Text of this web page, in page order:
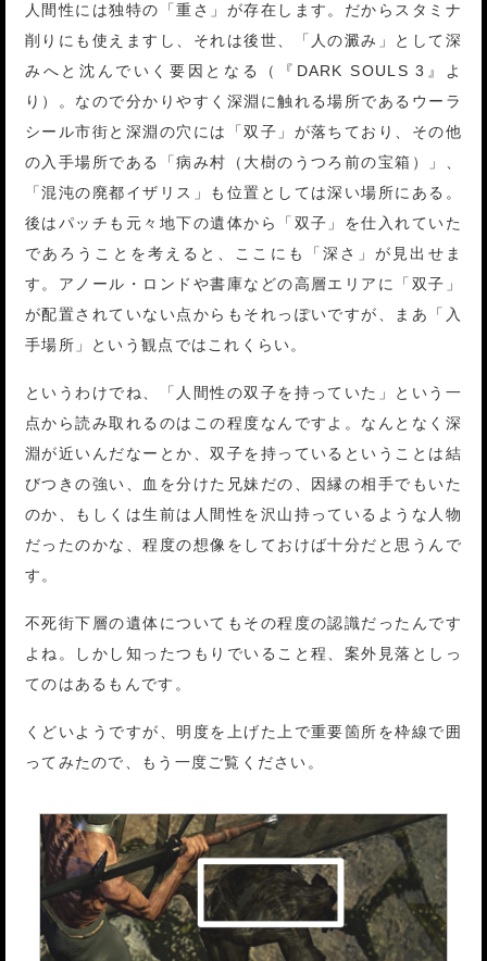
人間性には独特の「重さ」が存在します。だからスタミナ
削りにも使えますし、それは後世、「人の澱み」として深
みへと沈んでいく要因となる（『DARK SOULS 3』よ
り）。なので分かりやすく深淵に触れる場所であるウーラ
シール市街と深淵の穴には「双子」が落ちており、その他
の入手場所である「病み村（大樹のうつろ前の宝箱）」、
「混沌の廃都イザリス」も位置としては深い場所にある。
後はパッチも元々地下の遺体から「双子」を仕入れていた
であろうことを考えると、ここにも「深さ」が見出せま
す。アノール・ロンドや書庫などの高層エリアに「双子」
が配置されていない点からもそれっぽいですが、まあ「入
手場所」という観点ではこれくらい。
というわけでね、「人間性の双子を持っていた」という一
点から読み取れるのはこの程度なんですよ。なんとなく深
淵が近いんだなーとか、双子を持っているということは結
びつきの強い、血を分けた兄妹だの、因縁の相手でもいた
のか、もしくは生前は人間性を沢山持っているような人物
だったのかな、程度の想像をしておけば十分だと思うんで
す。
不死街下層の遺体についてもその程度の認識だったんです
よね。しかし知ったつもりでいること程、案外見落としっ
てのはあるもんです。
くどいようですが、明度を上げた上で重要箇所を枠線で囲
ってみたので、もう一度ご覧ください。